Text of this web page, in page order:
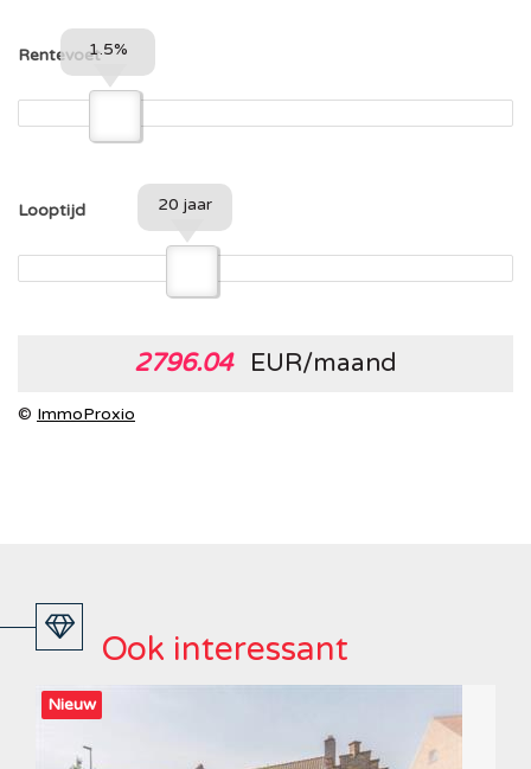
Rentevoet1.5%
Looptijd 20 jaar
2796.04 EUR/maand
© ImmoProxio
Ook interessant
Nieuw